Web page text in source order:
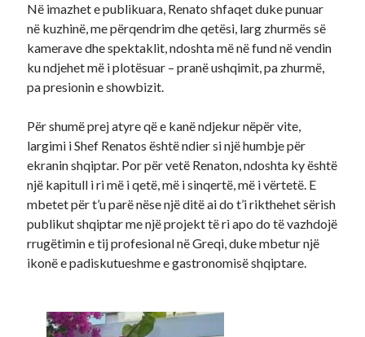
Në imazhet e publikuara, Renato shfaqet duke punuar
në kuzhinë, me përqendrim dhe qetësi, larg zhurmës së
kamerave dhe spektaklit, ndoshta më në fund në vendin
ku ndjehet më i plotësuar – pranë ushqimit, pa zhurmë,
pa presionin e showbizit.
Për shumë prej atyre që e kanë ndjekur nëpër vite,
largimi i Shef Renatos është ndier si një humbje për
ekranin shqiptar. Por për vetë Renaton, ndoshta ky është
një kapitull i ri më i qetë, më i sinqertë, më i vërtetë. E
mbetet për t’u parë nëse një ditë ai do t’i rikthehet sërish
publikut shqiptar me një projekt të ri apo do të vazhdojë
rrugëtimin e tij profesional në Greqi, duke mbetur një
ikonë e padiskutueshme e gastronomisë shqiptare.